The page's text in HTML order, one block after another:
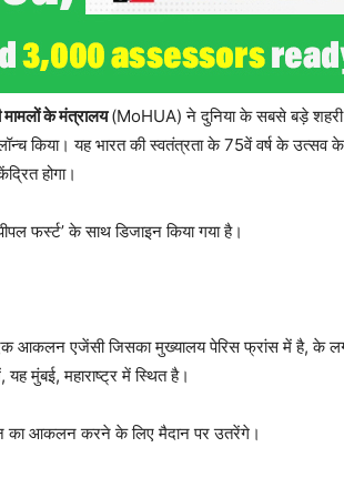
के मंत्रालय(MoHUA) ने दुनिया के सबसे बड़े शहरी
किया। यह भारत की स्वतंत्रता के 75वें वर्ष के
होगा।
फर्स्ट’ के साथ डिजाइन किया गया है।
आकलन एजेंसी जिसका मुख्यालय पेरिस फ्रांस में है, के
यह मुंबई, महाराष्ट्र में स्थित है।
का आकलन करने के लिए मैदान पर उतरेंगे।